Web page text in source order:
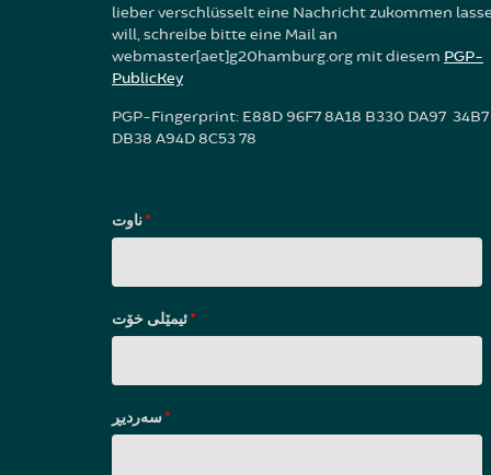
lieber verschlüsselt eine Nachricht zukommen
will, schreibe bitte eine Mail an
webmaster[aet]g20hamburg.org mit diesem PGP-
PublicKey
PGP-Fingerprint: E88D 96F7 8A18 B330 DA97 34B7
DB38 A94D 8C53 78
*
*
*